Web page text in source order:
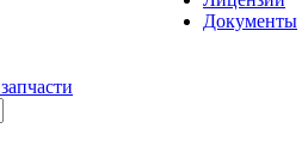
Документы